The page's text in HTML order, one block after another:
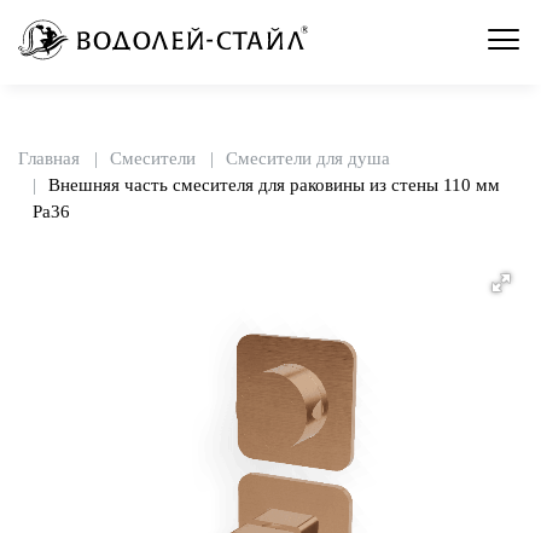
Главная Смесители
Смесители для душа
Внешняя часть смесителя для раковины из стены 110 мм
Pa36